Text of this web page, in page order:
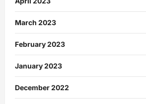
March 2023
February 2023
January 2023
December 2022